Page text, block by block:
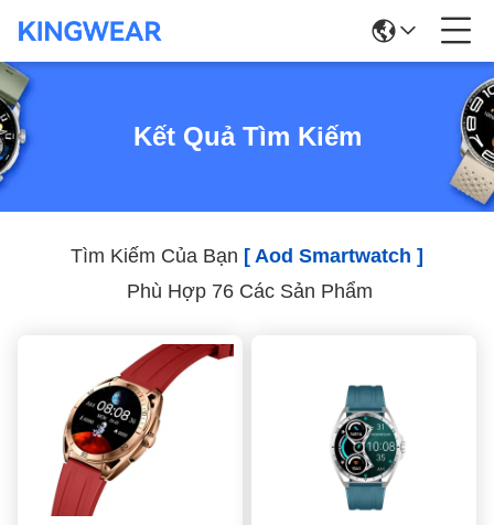
Kết Quả Tìm Kiếm
Tìm Kiếm Của Bạn [ Aod Smartwatch ]
Phù Hợp 76 Các Sản Phẩm